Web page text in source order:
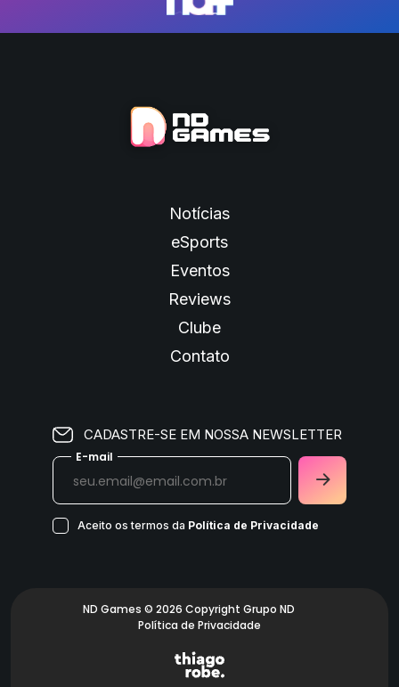
Notícias
eSports
Eventos
Reviews
Clube
Contato
CADASTRE-SE EM NOSSA NEWSLETTER
E-mail
Aceito os termos da Política de Privacidade
ND Games © 2026 Copyright Grupo ND
Política de Privacidade